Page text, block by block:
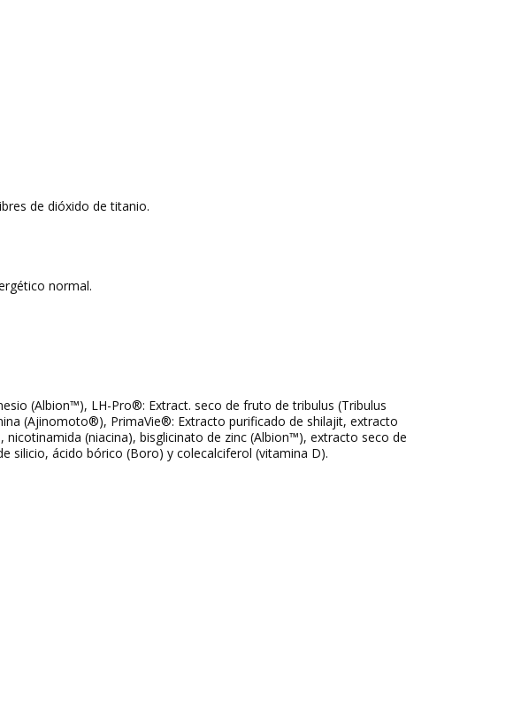
de dióxido de titanio.
normal.
(Albion™), LH-Pro®: Extract. seco de fruto de tribulus (Tribulus
(Ajinomoto®), PrimaVie®: Extracto purificado de shilajit, extracto
nicotinamida (niacina), bisglicinato de zinc (Albion™), extracto seco de
silicio, ácido bórico (Boro) y colecalciferol (vitamina D).